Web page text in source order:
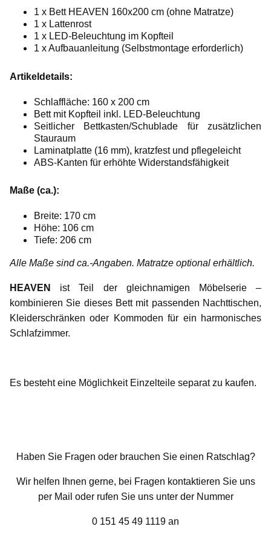
1 x Bett HEAVEN 160x200 cm (ohne Matratze)
1 x Lattenrost
1 x LED-Beleuchtung im Kopfteil
1 x Aufbauanleitung (Selbstmontage erforderlich)
Artikeldetails:
Schlaffläche: 160 x 200 cm
Bett mit Kopfteil inkl. LED-Beleuchtung
Seitlicher Bettkasten/Schublade für zusätzlichen
Stauraum
Laminatplatte (16 mm), kratzfest und pflegeleicht
ABS-Kanten für erhöhte Widerstandsfähigkeit
Maße (ca.):
Breite: 170 cm
Höhe: 106 cm
Tiefe: 206 cm
Alle Maße sind ca.-Angaben. Matratze optional erhältlich.
HEAVEN
ist Teil der gleichnamigen Möbelserie –
kombinieren Sie dieses Bett mit passenden Nachttischen,
Kleiderschränken oder Kommoden für ein harmonisches
Schlafzimmer.
Es besteht eine Möglichkeit Einzelteile separat zu kaufen.
Haben Sie Fragen oder brauchen Sie einen Ratschlag?
Wir helfen Ihnen gerne, bei Fragen kontaktieren Sie uns
per Mail oder rufen Sie uns unter der Nummer
0 151 45 49 1119 an